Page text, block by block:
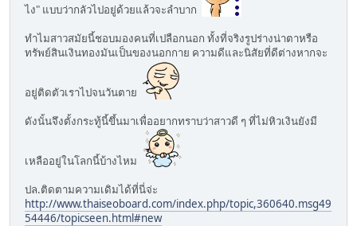
ไง" แบบว่ากลัวไปอยู่ด้วยแล้วจะลำบาก
ทำไมสาวสมัยนี้ชอบมองคนที่เปลือกนอก ทั้งที่จริงรูปร่างน่าตาหรือ
ทรัพย์สินเงินทองมันเป็นของนอกกาย ความดีและนิสัยที่ดีต่างหากจะ
อยู่ติดตัวเราไปจนวันตาย
ดังนั้นจึงตั้งกระทู้นี้ขึ้นมาเพื่ออยากทราบว่าสาวดี ๆ ที่ไม่หิวเงินยังมี
เหลืออยู่ในโลกนี้บ้างไหม
ปล.ติดตามความเดิมได้ที่นี่จ่ะ
http://www.thaiseoboard.com/index.php/topic,360640.msg49
54446/topicseen.html#new